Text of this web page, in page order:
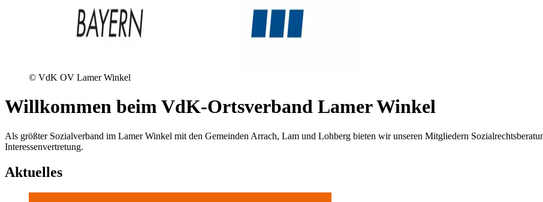
© VdK OV Lamer Winkel
Willkommen beim VdK-Ortsverband Lamer Winkel
Als größter Sozialverband im Lamer Winkel mit den Gemeinden Arrach, Lam und Lohberg bieten wir unseren Mitgliedern
Interessenvertretung.
Aktuelles